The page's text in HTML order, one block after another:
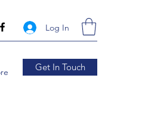
Log In
Get In Touch